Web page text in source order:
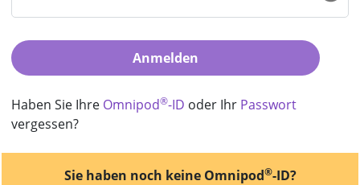
Anmelden
Haben Sie Ihre Omnipod®-ID oder Ihr Passwort
vergessen?
Sie haben noch keine Omnipod®-ID?